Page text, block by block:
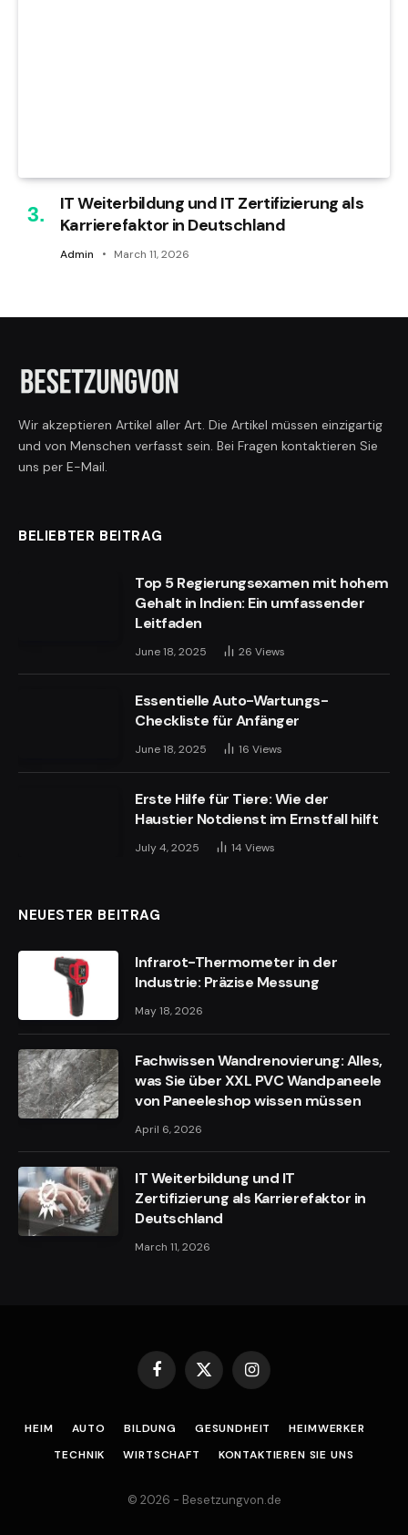
IT Weiterbildung und IT Zertifizierung als
Karrierefaktor in Deutschland
Admin March 11, 2026
Wir akzeptieren Artikel aller Art. Die Artikel müssen einzigartig
und von Menschen verfasst sein. Bei Fragen kontaktieren Sie
uns per E-Mail.
BELIEBTER BEITRAG
Top 5 Regierungsexamen mit hohem
Gehalt in Indien: Ein umfassender
Leitfaden
June 18, 2025 26 Views
Essentielle Auto-Wartungs-
Checkliste für Anfänger
June 18, 2025 16 Views
Erste Hilfe für Tiere: Wie der
Haustier Notdienst im Ernstfall hilft
July 4, 2025 14 Views
NEUESTER BEITRAG
Infrarot-Thermometer in der
Industrie: Präzise Messung
May 18, 2026
Fachwissen Wandrenovierung: Alles,
was Sie über XXL PVC Wandpaneele
von Paneeleshop wissen müssen
April 6, 2026
IT Weiterbildung und IT
Zertifizierung als Karrierefaktor in
Deutschland
March 11, 2026
Facebook
X
Instagram
HEIM AUTO BILDUNG GESUNDHEIT
HEIMWERKER
TECHNIK
WIRTSCHAFT KONTAKTIEREN SIE UNS
© 2026 - Besetzungvon.de